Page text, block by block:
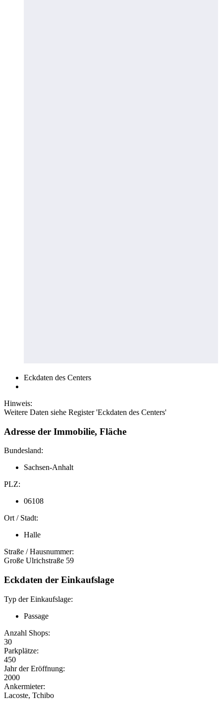
Eckdaten des Centers
Hinweis:
Weitere Daten siehe Register 'Eckdaten des Centers'
Adresse der Immobilie, Fläche
Bundesland:
Sachsen-Anhalt
PLZ:
06108
Ort / Stadt:
Halle
Straße / Hausnummer:
Große Ulrichstraße 59
Eckdaten der Einkaufslage
Typ der Einkaufslage:
Passage
Anzahl Shops:
30
Parkplätze:
450
Jahr der Eröffnung:
2000
Ankermieter:
Lacoste, Tchibo